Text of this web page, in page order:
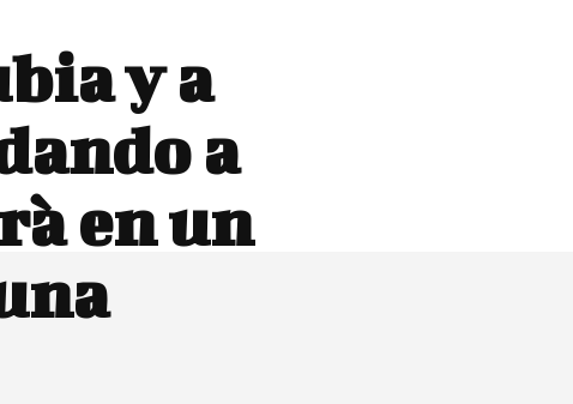
y a
a
en un